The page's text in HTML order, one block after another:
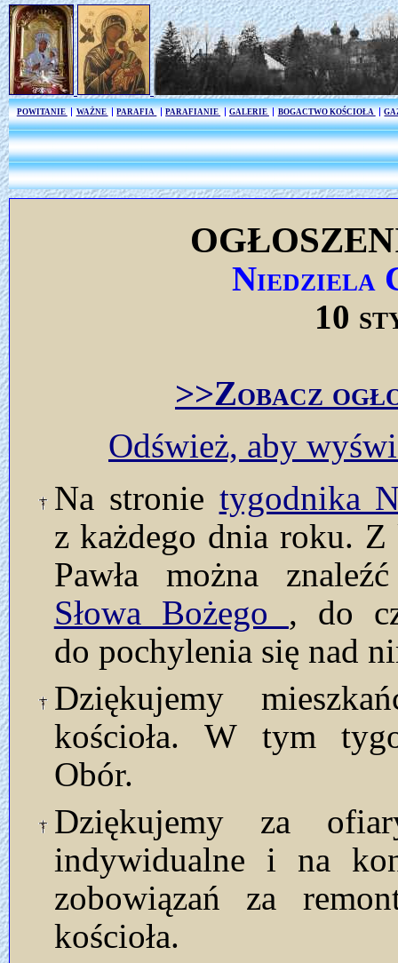
POWITANIE WAŻNE PARAFIA PARAFIANIE GALERIE BOGACTWO KOŚCIOŁA
Niedziela
10
>>Zobacz
Odśwież, aby
Na stronie tygodnika
z każdego dnia roku. Z
Pawła można
Słowa Bożego , do
do pochylenia się nad
Dziękujemy
kościoła. W tym
Obór.
Dziękujemy za
indywidualne i na
zobowiązań za
kościoła.